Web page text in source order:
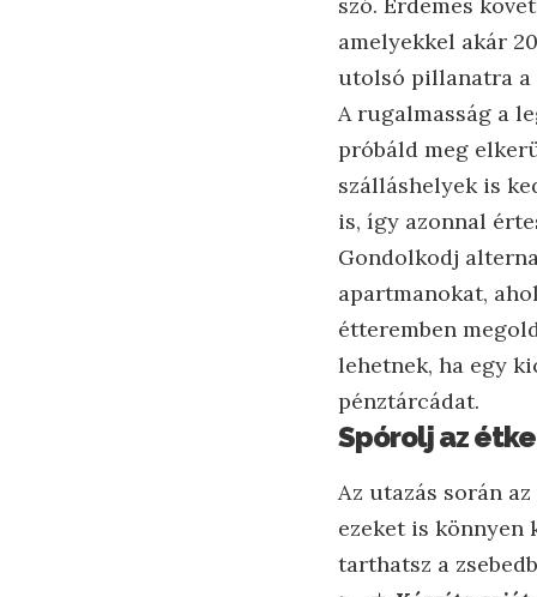
amelyekkel akár
utolsó pillanatra a
A rugalmasság a
próbáld meg
szálláshelyek is
is, így azonnal
Gondolkodj
apartmanokat,
étteremben
lehetnek, ha egy
pénztárcádat.
Spórolj az
Az utazás során
ezeket is könnyen
tarthatsz a